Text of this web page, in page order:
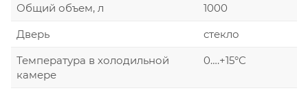
Общий объем, л
1000
Дверь
стекло
Температура в холодильной
камере
0….+15°С